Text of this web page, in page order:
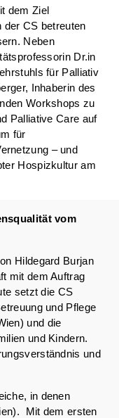
dem Ziel
der CS betreuten
Neben
Dr.in
für Palliativ
Inhaberin des
Workshops zu
Palliative Care auf
für
– und
Hospizkultur am
vom
Hildegard Burjan
mit dem Auftrag
setzt die CS
und Pflege
und die
und Kindern.
und
in denen
Mit dem ersten